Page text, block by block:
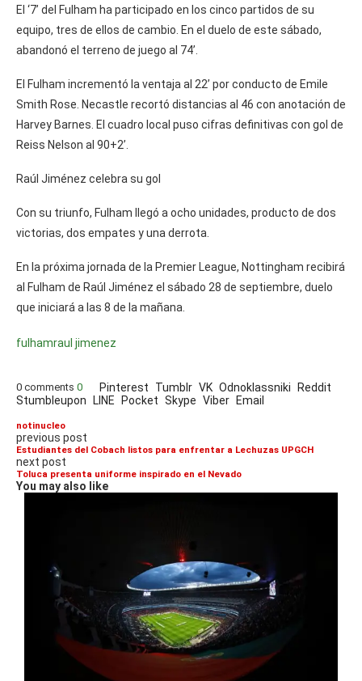
El ‘7’ del Fulham ha participado en los cinco partidos de su
equipo, tres de ellos de cambio. En el duelo de este sábado,
abandonó el terreno de juego al 74’.
El Fulham incrementó la ventaja al 22’ por conducto de Emile
Smith Rose. Necastle recortó distancias al 46 con anotación de
Harvey Barnes. El cuadro local puso cifras definitivas con gol de
Reiss Nelson al 90+2’.
Raúl Jiménez celebra su gol
Con su triunfo, Fulham llegó a ocho unidades, producto de dos
victorias, dos empates y una derrota.
En la próxima jornada de la Premier League, Nottingham recibirá
al Fulham de Raúl Jiménez el sábado 28 de septiembre, duelo
que iniciará a las 8 de la mañana.
fulhamraul jimenez
0 comments 0 Pinterest Tumblr VK Odnoklassniki
Reddit
Stumbleupon
LINE Pocket Skype Viber Email
notinucleo
previous post
Estudiantes del Cobach listos para enfrentar a Lechuzas UPGCH
next post
Toluca presenta uniforme inspirado en el Nevado
You may also like